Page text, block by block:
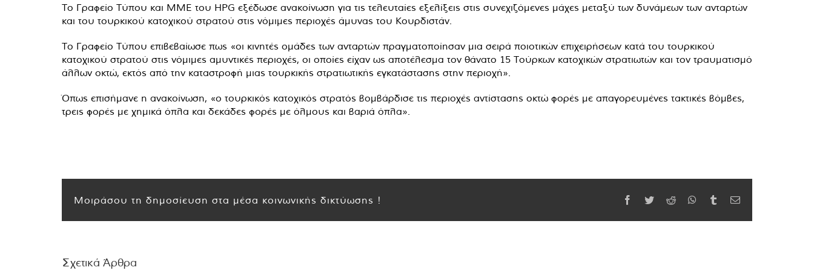
Το Γραφείο Τύπου και ΜΜΕ του HPG εξέδωσε ανακοίνωση για τις τελευταίες εξελίξεις στις συνεχιζόμενες μάχες μεταξύ των δυνάμεων των ανταρτών
και του τουρκικού κατοχικού στρατού στις νόμιμες περιοχές άμυνας του Κουρδιστάν.
Το Γραφείο Τύπου επιβεβαίωσε πως «οι κινητές ομάδες των ανταρτών πραγματοποίησαν μια σειρά ποιοτικών επιχειρήσεων κατά του τουρκικού
κατοχικού στρατού στις νόμιμες αμυντικές περιοχές, οι οποίες είχαν ως αποτέλεσμα τον θάνατο 15 Τούρκων κατοχικών στρατιωτών και τον τραυματισμό
άλλων οκτώ, εκτός από την καταστροφή μιας τουρκικής στρατιωτικής εγκατάστασης στην περιοχή».
Όπως επισήμανε η ανακοίνωση, «ο τουρκικός κατοχικός στρατός βομβάρδισε τις περιοχές αντίστασης οκτώ φορές με απαγορευμένες τακτικές βόμβες,
τρεις φορές με χημικά όπλα και δεκάδες φορές με όλμους και βαριά όπλα».
Μοιράσου τη δημοσίευση στα μέσα κοινωνικής δικτύωσης ! Facebook
TwitterReddit WhatsApp
TumblrEmail
Σχετικά Άρθρα